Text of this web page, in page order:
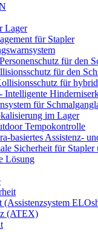
Lager
für Stapler
für den
für den
für
Intelligente
für
im Lager
Tempokontrolle
basiertes Assistenz-
Sicherheit für Stapler
Lösung
(Assistenzsystem
(ATEX)